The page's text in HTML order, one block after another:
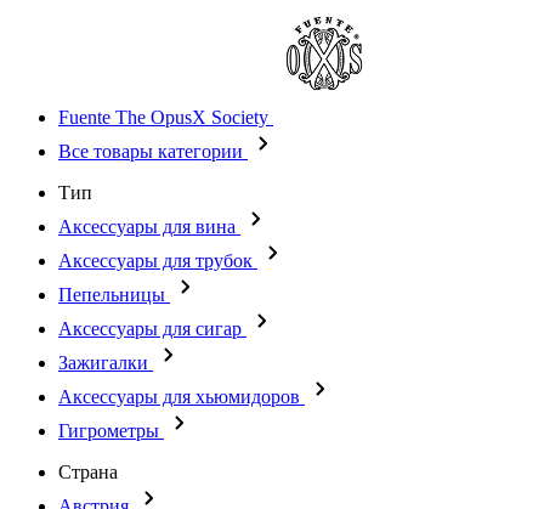
Fuente The OpusX Society
Все товары категории
Тип
Аксессуары для вина
Аксессуары для трубок
Пепельницы
Аксессуары для сигар
Зажигалки
Аксессуары для хьюмидоров
Гигрометры
Страна